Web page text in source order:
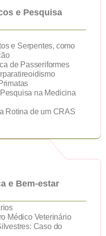
e Pesquisa
e Serpentes, como
de Passeriformes
na Medicina
Rotina de um CRAS
e Bem-estar
Médico Veterinário
Caso do